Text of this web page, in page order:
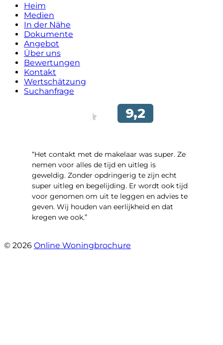
Heim
Medien
In der Nähe
Dokumente
Angebot
Über uns
Bewertungen
Kontakt
Wertschätzung
Suchanfrage
“Het contakt met de makelaar was super. Ze
nemen voor alles de tijd en uitleg is
geweldig. Zonder opdringerig te zijn echt
super uitleg en begelijding. Er wordt ook tijd
voor genomen om uit te leggen en advies te
geven. Wij houden van eerlijkheid en dat
kregen we ook.”
© 2026 Online Woningbrochure